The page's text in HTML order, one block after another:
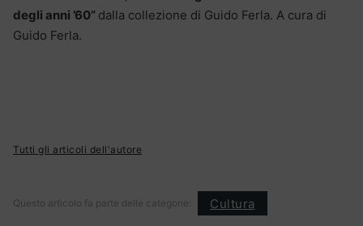
degli anni ’60” dalla collezione di Guido Ferla. A cura di
Guido Ferla.
Tutti gli articoli dell'autore
Questo articolo fa parte delle categorie: Cultura